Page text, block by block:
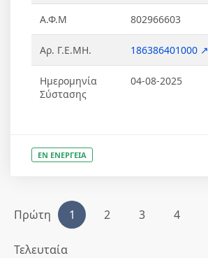
Α.Φ.Μ 802966603
Αρ. Γ.Ε.ΜΗ. 186386401000 ↗
Ημερομηνία
Σύστασης
04-08-2025
ΕΝ ΕΝΕΡΓΕΙΑ
Πρώτη 1 2 3 4
Τελευταία